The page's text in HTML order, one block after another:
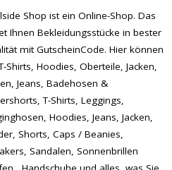
Shop ist ein Online-Shop. Das
Ihnen Bekleidungsstücke in bester
mit GutscheinCode. Hier können
Shirts, Hoodies, Oberteile, Jacken,
Jeans, Badehosen &
T-Shirts, Leggings,
Hoodies, Jeans, Jacken,
Shorts, Caps / Beanies,
Sandalen, Sonnenbrillen